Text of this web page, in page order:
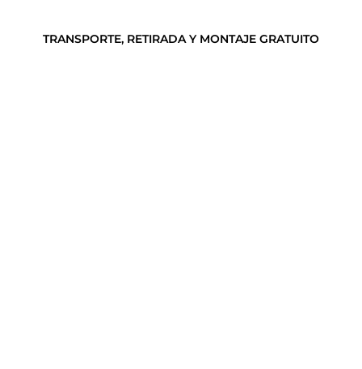
TRANSPORTE, RETIRADA Y MONTAJE GRATUITO